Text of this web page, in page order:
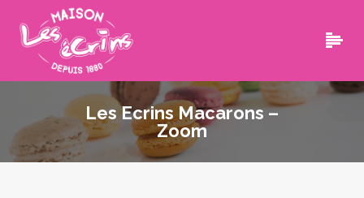
Les Ecrins Macarons –
Zoom